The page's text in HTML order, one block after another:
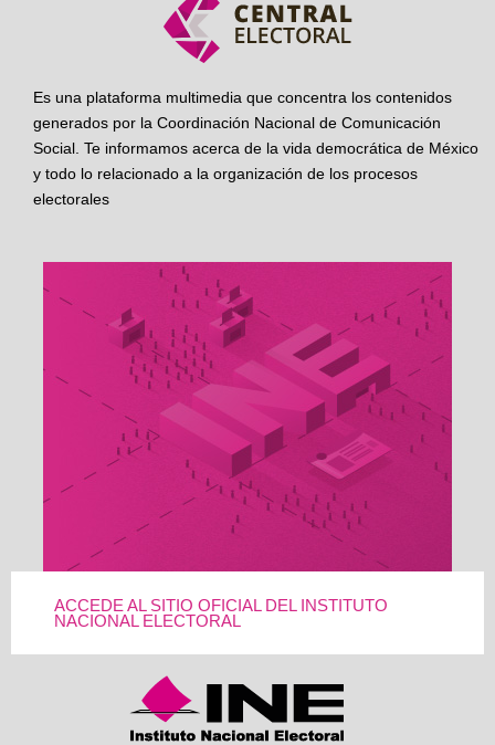
Es una plataforma multimedia que concentra los contenidos
generados por la Coordinación Nacional de Comunicación
Social. Te informamos acerca de la vida democrática de México
y todo lo relacionado a la organización de los procesos
electorales
ACCEDE AL SITIO OFICIAL DEL INSTITUTO
NACIONAL ELECTORAL